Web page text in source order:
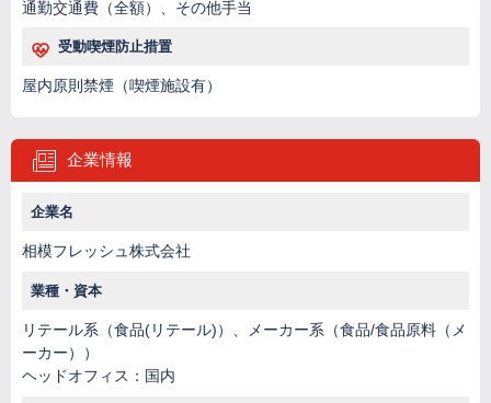
通勤交通費（全額）、その他手当
受動喫煙防止措置
屋内原則禁煙（喫煙施設有）
企業情報
企業名
相模フレッシュ株式会社
業種・資本
リテール系（食品(リテール)）、メーカー系（食品/食品原料（メ
ーカー））
ヘッドオフィス：国内